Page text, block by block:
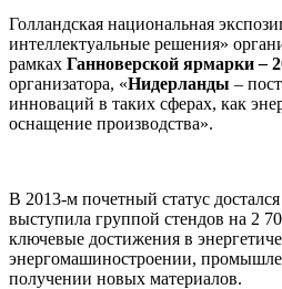
Голландская национальная
интеллектуальные решения»
рамках Ганноверской ярмарки–
организатора, «Нидерланды –
инноваций в таких сферах, как
оснащение производства».
В 2013-м почетный статус достался
выступила группой стендов на 2
ключевые достижения в
энергомашиностроении,
получении новых материалов.